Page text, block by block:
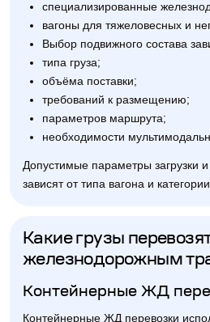
специализированные
вагоны для тяжеловесных и
Выбор подвижного состава
типа груза;
объёма поставки;
требований к размещению;
параметров маршрута;
необходимости
Допустимые параметры загрузки
зависят от типа вагона и
Какие грузы
железнодорожным
Контейнерные ЖД
Контейнерные ЖД перевозки